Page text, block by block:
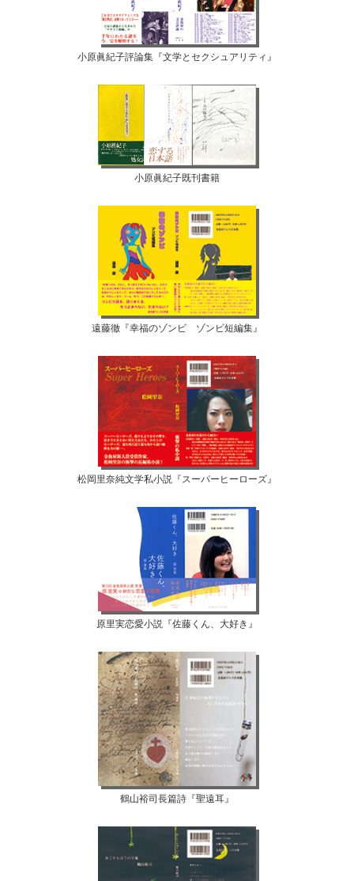
小原眞紀子評論集『文学とセクシュアリティ』
小原眞紀子既刊書籍
遠藤徹『幸福のゾンビ ゾンビ短編集』
松岡里奈純文学私小説『スーパーヒーローズ』
原里実恋愛小説『佐藤くん、大好き』
鶴山裕司長篇詩『聖遠耳』